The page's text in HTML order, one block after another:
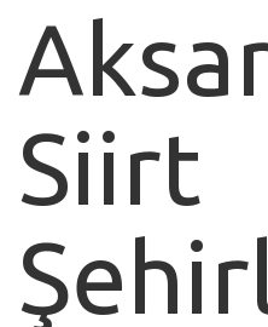
Siirt